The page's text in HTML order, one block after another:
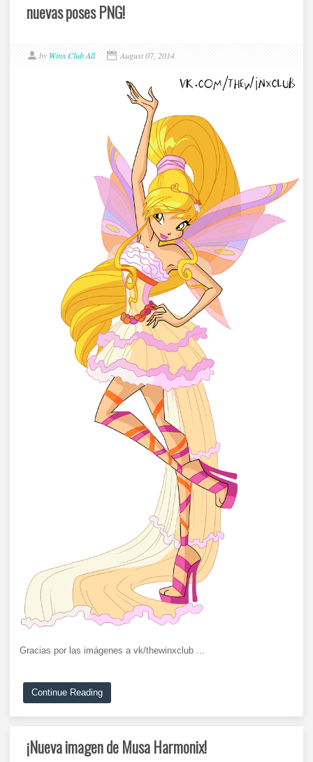
nuevas poses PNG!
by Winx Club All August 07, 2014
Gracias por las imágenes a vk/thewinxclub ...
Continue Reading
¡Nueva imagen de Musa Harmonix!